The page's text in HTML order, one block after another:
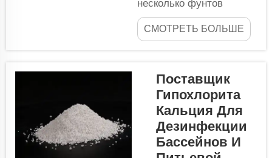
несколько фунтов
хлората натрия в
различных формах в
получил широкого
применения. Хотя
название может звучать
как химический термин,
гексафторид серы на
самом деле является
СМОТРЕТЬ БОЛЬШЕ
Поставщик
Гипохлорита
Кальция Для
Дезинфекции
Бассейнов И